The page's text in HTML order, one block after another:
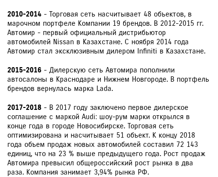
2010-2014 - Торговая сеть насчитывает 48 объектов, в
марочном портфеле Компании 19 брендов. В 2012-2015 гг.
Автомир - первый официальный дистрибьютор
автомобилей Nissan в Казахстане. С ноября 2014 года
Автомир стал эксклюзивным дилером Infiniti в Казахстане.
2015-2016 - Дилерскую сеть Автомира пополнили
автосалоны в Краснодаре и Нижнем Новгороде. В портфель
брендов вернулась марка Lada.
2017-2018 - В 2017 году заключено первое дилерское
соглашение с маркой Audi: шоу-рум марки открылся в
конце года в городе Новосибирске. Торговая сеть
оптимизирована и насчитывает 51 объект. К концу 2018
года объем продаж новых автомобилей составил 72 143
единиц, что на 23 % выше предыдущего года. Рост продаж
Автомира превысил общероссийский рост рынка в два
раза. Компания занимает 3,94% рынка РФ.